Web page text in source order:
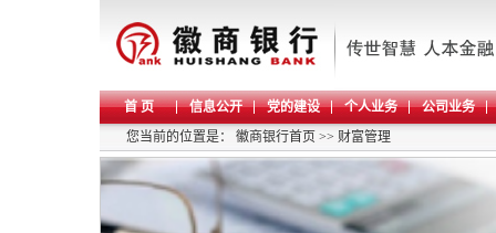
首 页 信息公开 党的建设 个人业务
公司业务
您当前的位置是： 徽商银行首页 >> 财富管理